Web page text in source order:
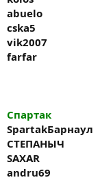
abuelo
cska5
vik2007
farfar
Спартак
SpartakБарнаул
СТЕПАНЫЧ
SAXAR
andru69